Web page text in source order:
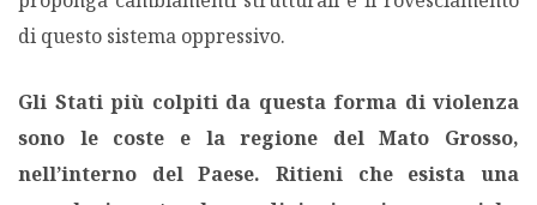
di questo sistema oppressivo.
Gli Stati più colpiti da questa forma di violenza
sono le coste e la regione del Mato Grosso,
nell’interno del Paese. Ritieni che esista una